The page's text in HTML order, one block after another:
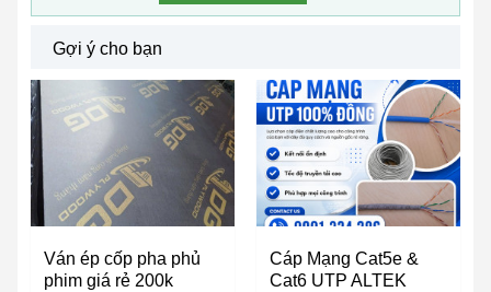
Gợi ý cho bạn
Ván ép cốp pha phủ
phim giá rẻ 200k
Cáp Mạng Cat5e &
Cat6 UTP ALTEK